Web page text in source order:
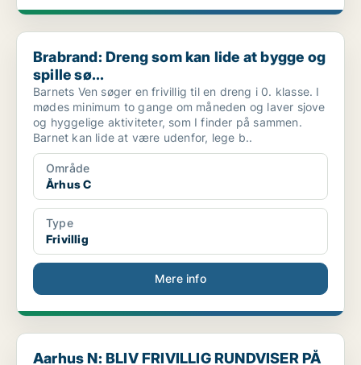
Brabrand: Dreng som kan lide at bygge og spille sø...
Brabrand: Dreng som kan lide at bygge og
spille sø...
Barnets Ven søger en frivillig til en dreng i 0. klasse. I
mødes minimum to gange om måneden og laver sjove
og hyggelige aktiviteter, som I finder på sammen.
Barnet kan lide at være udenfor, lege b..
Område
Århus C
Type
Frivillig
Mere info
Aarhus N: BLIV FRIVILLIG RUNDVISER PÅ [xxxxx]
Aarhus N: BLIV FRIVILLIG RUNDVISER PÅ